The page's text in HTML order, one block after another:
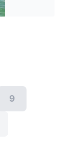
9